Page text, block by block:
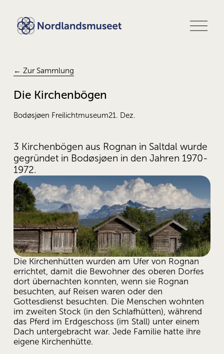
M
e
← Zur Sammlung
Die Kirchenbögen
Bodøsjøen Freilichtmuseum21. Dez.
3 Kirchenbögen aus Rognan in Saltdal wurde
gegründet in Bodøsjøen in den Jahren 1970-
1972.
Die Kirchenhütten wurden am Ufer von Rognan
errichtet, damit die Bewohner des oberen Dorfes
dort übernachten konnten, wenn sie Rognan
besuchten, auf Reisen waren oder den
Gottesdienst besuchten. Die Menschen wohnten
im zweiten Stock (in den Schlafhütten), während
das Pferd im Erdgeschoss (im Stall) unter einem
Dach untergebracht war. Jede Familie hatte ihre
eigene Kirchenhütte.